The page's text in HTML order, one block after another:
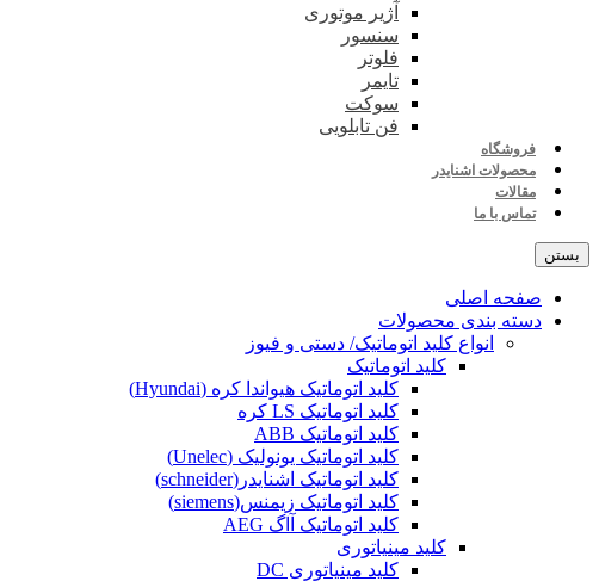
آژیر موتوری
سنسور
فلوتر
تایمر
سوکت
فن تابلویی
فروشگاه
محصولات اشنایدر
مقالات
تماس با ما
بستن
صفحه اصلی
دسته بندی محصولات
انواع کلید اتوماتیک/ دستی و فیوز
کلید اتوماتیک
کلید اتوماتیک هیواندا کره (Hyundai)
کلید اتوماتیک LS کره
کلید اتوماتیک ABB
کلید اتوماتیک یونولیک (Unelec)
کلید اتوماتیک اشنایدر(schneider)
کلید اتوماتیک زیمنس(siemens)
کلید اتوماتیک آاگ AEG
کلید مینیاتوری
کلید مینیاتوری DC